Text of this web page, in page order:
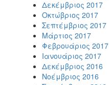
Δεκέμβριος 2017
Οκτώβριος 2017
Σεπτέμβριος 2017
Μάρτιος 2017
Φεβρουάριος 2017
Ιανουάριος 2017
Δεκέμβριος 2016
Νοέμβριος 2016